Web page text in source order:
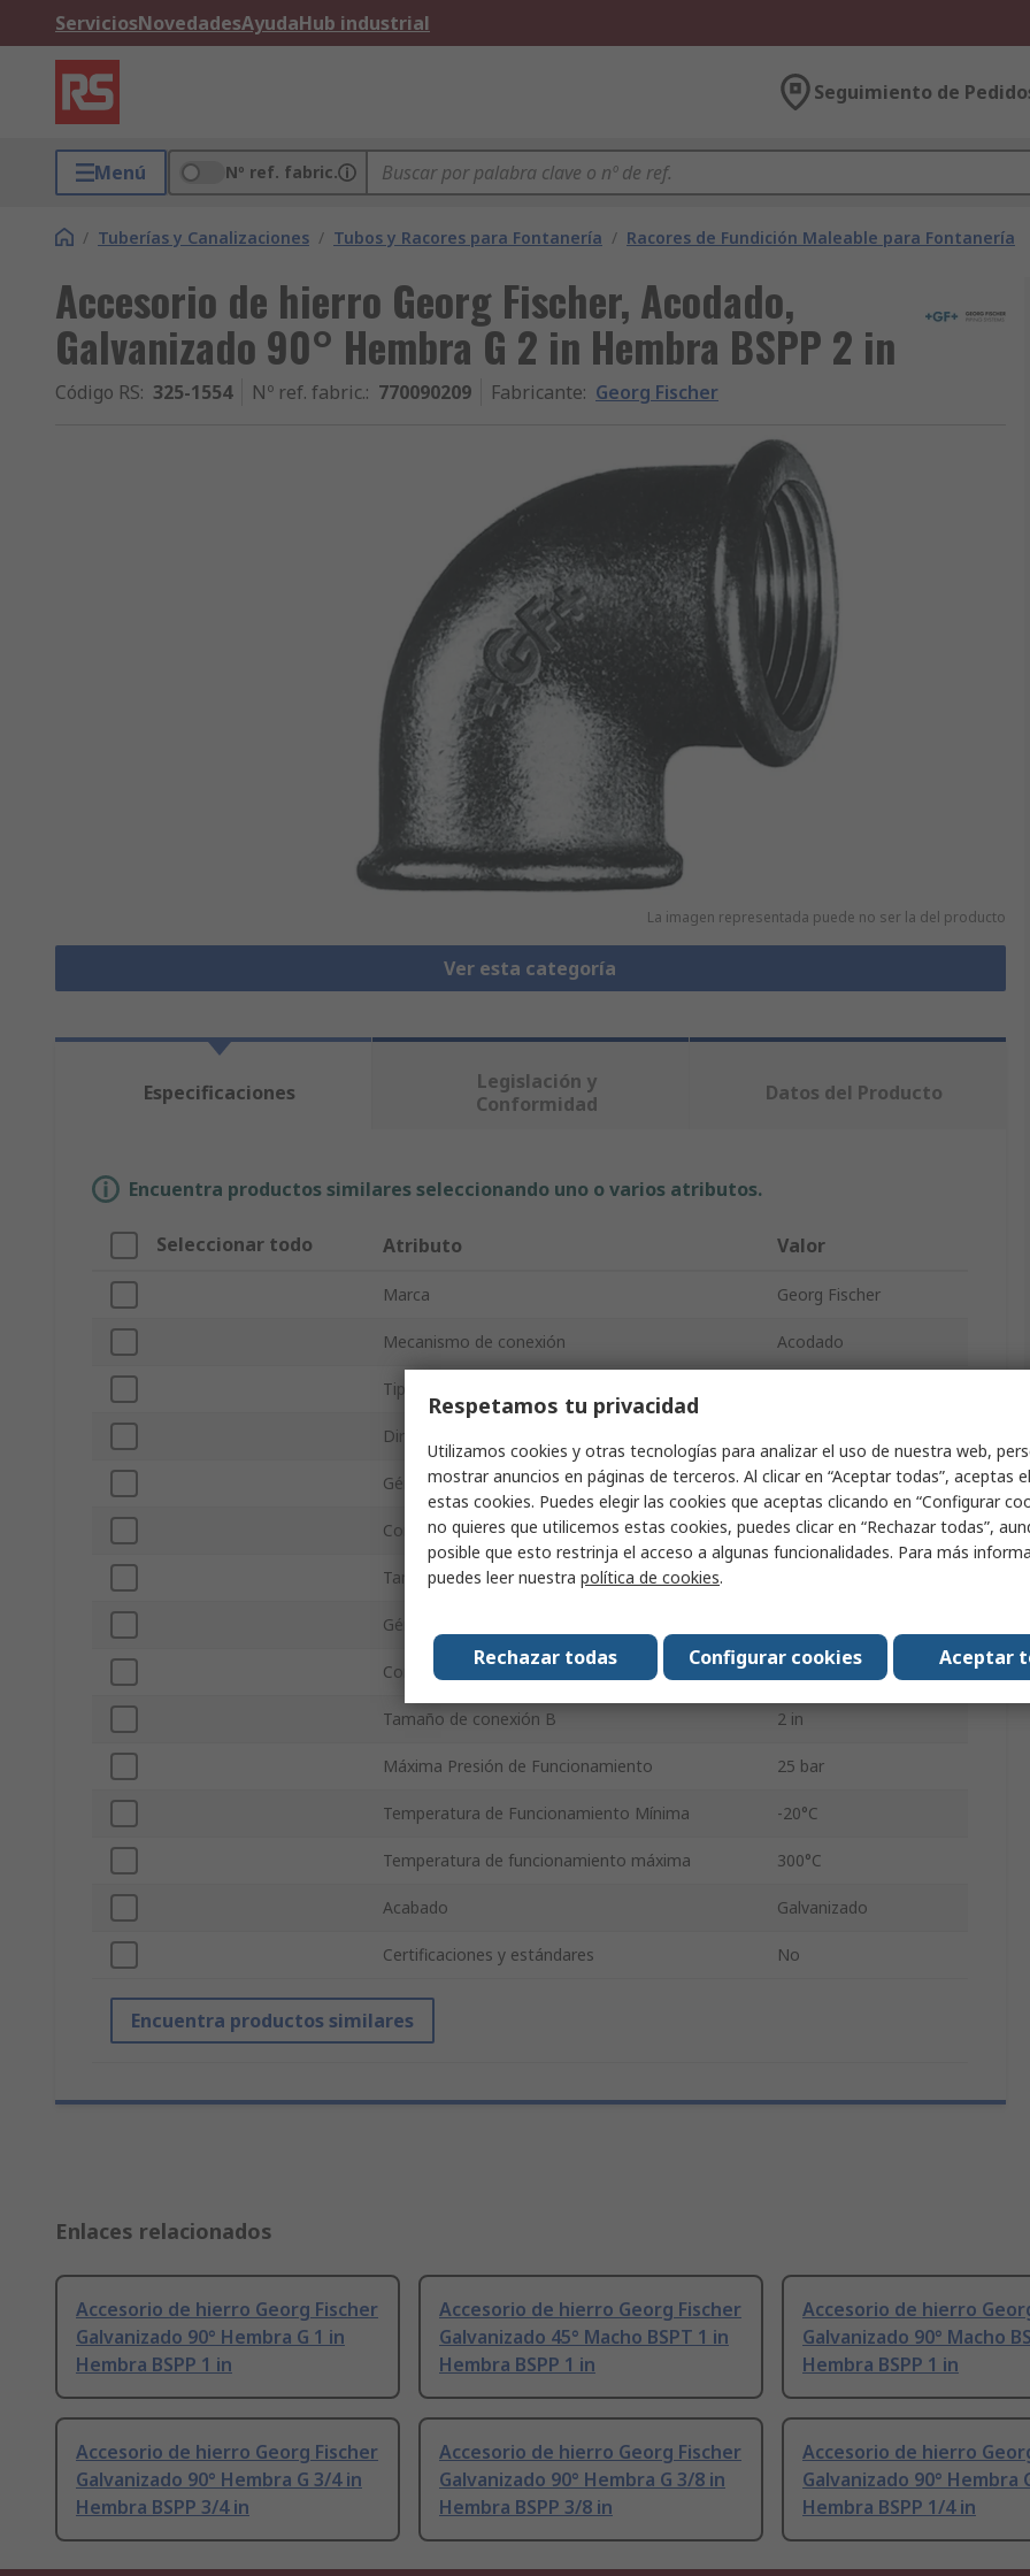
ServiciosNovedadesAyudaHub industrial
Seguimiento de
Menú Nº ref. fabric.
/ Tuberías y Canalizaciones / Tubos y Racores para Fontanería / Racores de Fundición Maleable para Fontanería
Accesorio de hierro Georg Fischer, Acodado,
Galvanizado 90° Hembra G 2 in Hembra BSPP 2 in
Código RS: 325-1554 Nº ref. fabric.: 770090209 Fabricante: Georg Fischer
La imagen representada puede no ser la del producto
Ver esta categoría
Especificaciones
Legislación y
Conformidad
Datos del Producto
Encuentra productos similares seleccionando uno o varios atributos.
Seleccionar todo Atributo Valor
Marca Georg Fischer
Mecanismo de conexión Acodado
Tipo de producto
Dirección del Racor
Género de conexión A Hembra
Conexión estándar A G
Tamaño de conexión A
Género de conexión B
Conexión estándar B
Tamaño de conexión B 2 in
Máxima Presión de Funcionamiento 25 bar
Temperatura de Funcionamiento Mínima -20°C
Temperatura de funcionamiento máxima 300°C
Acabado Galvanizado
Certificaciones y estándares No
Encuentra productos similares
Enlaces relacionados
Accesorio de hierro Georg Fischer
Galvanizado 90° Hembra G 1 in
Hembra BSPP 1 in
Accesorio de hierro Georg Fischer
Galvanizado 45° Macho BSPT 1 in
Hembra BSPP 1 in
Accesorio de hierro
Galvanizado 90° Macho
Hembra BSPP 1 in
Accesorio de hierro Georg Fischer
Galvanizado 90° Hembra G 3/4 in
Hembra BSPP 3/4 in
Accesorio de hierro Georg Fischer
Galvanizado 90° Hembra G 3/8 in
Hembra BSPP 3/8 in
Accesorio de hierro
Galvanizado 90° Hembra
Hembra BSPP 1/4 in
Respetamos tu privacidad
Utilizamos cookies y otras tecnologías para analizar el uso de nuestra web,
mostrar anuncios en páginas de terceros. Al clicar en “Aceptar todas”, aceptas
estas cookies. Puedes elegir las cookies que aceptas clicando en “Configurar
no quieres que utilicemos estas cookies, puedes clicar en “Rechazar todas”,
posible que esto restrinja el acceso a algunas funcionalidades. Para más
puedes leer nuestra política de cookies.
Aceptar
Configurar cookies
Rechazar todas